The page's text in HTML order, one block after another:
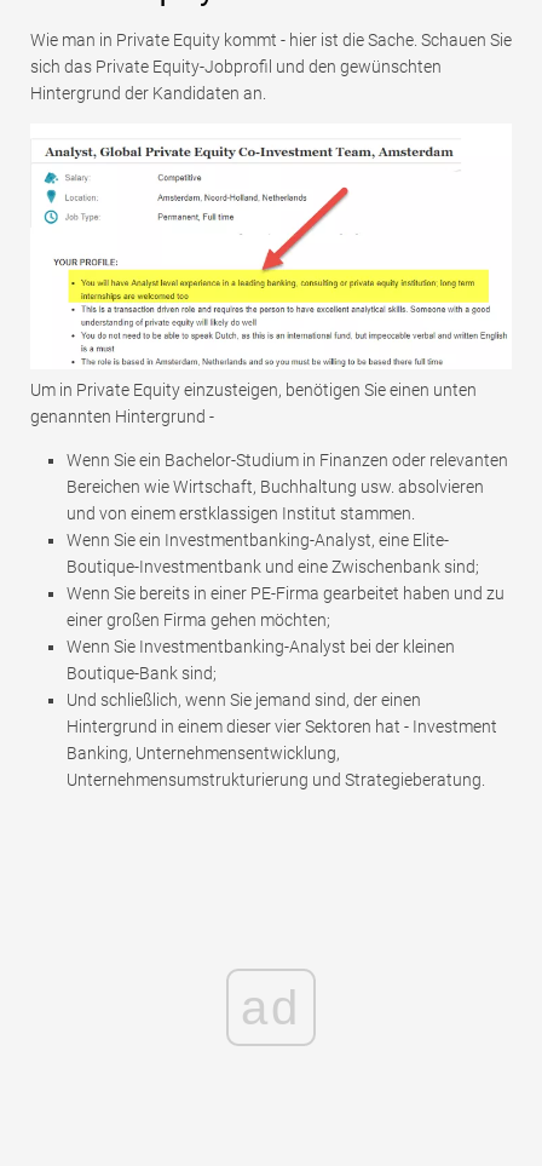
Wie man in Private Equity kommt - hier ist die Sache. Schauen Sie
sich das Private Equity-Jobprofil und den gewünschten
Hintergrund der Kandidaten an.
Um in Private Equity einzusteigen, benötigen Sie einen unten
genannten Hintergrund -
Wenn Sie ein Bachelor-Studium in Finanzen oder relevanten
Bereichen wie Wirtschaft, Buchhaltung usw. absolvieren
und von einem erstklassigen Institut stammen.
Wenn Sie ein Investmentbanking-Analyst, eine Elite-
Boutique-Investmentbank und eine Zwischenbank sind;
Wenn Sie bereits in einer PE-Firma gearbeitet haben und zu
einer großen Firma gehen möchten;
Wenn Sie Investmentbanking-Analyst bei der kleinen
Boutique-Bank sind;
Und schließlich, wenn Sie jemand sind, der einen
Hintergrund in einem dieser vier Sektoren hat - Investment
Banking, Unternehmensentwicklung,
Unternehmensumstrukturierung und Strategieberatung.
ad